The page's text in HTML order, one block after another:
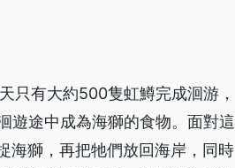
只有大約500隻虹鱒完成洄游，
遊途中成為海獅的食物。面對這
海獅，再把牠們放回海岸，同時